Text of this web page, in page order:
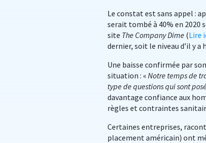
Le constat est sans appel :
serait tombé à 40% en 2020
site The Company Dime (Lire
dernier, soit le niveau d’il y a
Une baisse confirmée par
situation : « Notre temps de
type de questions qui sont
davantage confiance aux
règles et contraintes
Certaines entreprises,
placement américain) ont